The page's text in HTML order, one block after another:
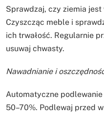
Sprawdzaj, czy ziemia
Czyszcząc meble i
ich trwałość. Regularnie
usuwaj chwasty.
Nawadnianie i
Automatyczne
50–70%. Podlewaj przed